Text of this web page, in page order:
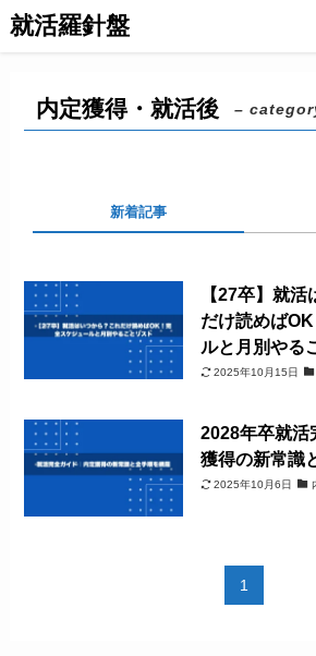
就活羅針盤
内定獲得・就活後 –
新着記事
【27卒】就
だけ読めば
ルと月別やる
2025年10月15日
2028年卒就活
獲得の新常識
2025年10月6日
1